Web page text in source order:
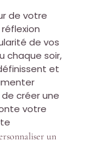
de votre
de vos
chaque soir,
et
créer une
votre
un